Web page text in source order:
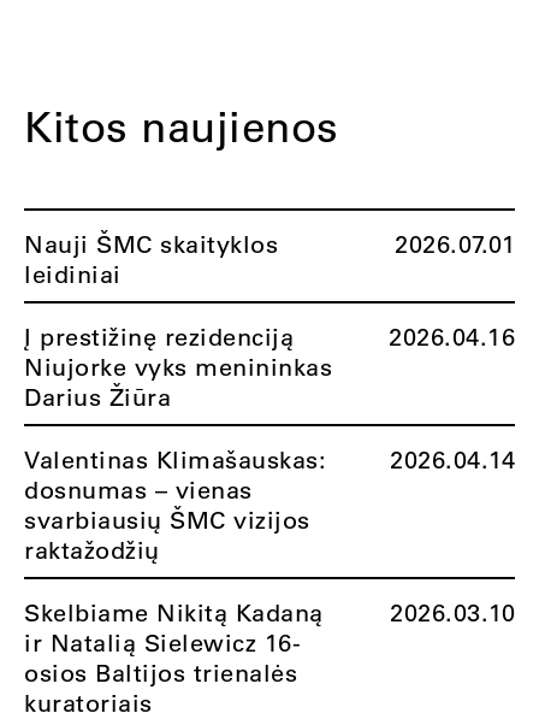
Kitos naujienos
Nauji ŠMC skaityklos
leidiniai
2026.07.01
Į prestižinę rezidenciją
Niujorke vyks menininkas
Darius Žiūra
2026.04.16
Valentinas Klimašauskas:
dosnumas – vienas
svarbiausių ŠMC vizijos
raktažodžių
2026.04.14
Skelbiame Nikitą Kadaną
ir Natalią Sielewicz 16-
osios Baltijos trienalės
kuratoriais
2026.03.10